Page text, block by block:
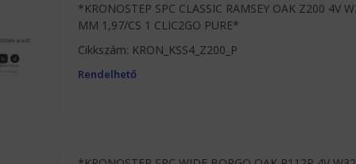
*KRONOSTEP SPC CLASSIC RAMSEY OAK Z200 4V
MM 1,97/CS 1 CLIC2GO PURE*
Cikkszám: KRON_KSS4_Z200_P
Rendelhető